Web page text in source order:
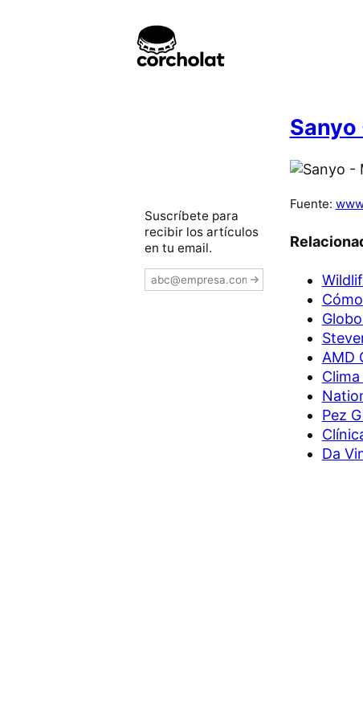
Sanyo
Fuente:
AMD
Pez
Da
Suscríbete para
recibir los artículos
en tu email.